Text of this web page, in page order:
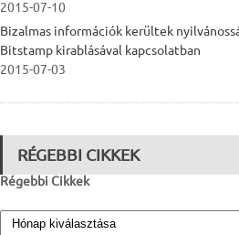
2015-07-10
Bizalmas információk kerültek
Bitstamp kirablásával kapcsolatban
2015-07-03
RÉGEBBI CIKKEK
Régebbi Cikkek